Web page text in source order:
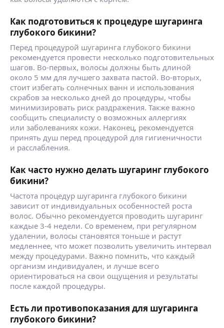
Как подготовиться к процедуре шугаринга
глубокого бикини?
Перед процедурой шугаринга глубокого бикини
рекомендуется провести несколько подготовительных
шагов. Во-первых, волосы должны быть длиной
около 5 мм для лучшего захвата пастой. Во-вторых,
стоит избегать солнечных ванн и использования
скрабов за несколько дней до процедуры, чтобы
минимизировать риск раздражения. Также важно
сообщить специалисту о возможных аллергиях
или заболеваниях кожи. Наконец, рекомендуется
принять душ перед процедурой для гигиеничности
и расслабления.
Как часто нужно делать шугаринг глубокого
бикини?
Частота процедур шугаринга глубокого бикини
зависит от индивидуальных особенностей роста
волос. Обычно рекомендуется проводить шугаринг
каждые 3-4 недели. Со временем, при регулярном
удалении, волосы становятся тоньше и растут
медленнее, что может позволить увеличить интервал
между процедурами. Важно помнить, что каждый
организм индивидуален, и лучше всего
ориентироваться на свои ощущения и результаты
после каждой процедуры.
Есть ли противопоказания для шугаринга
глубокого бикини?